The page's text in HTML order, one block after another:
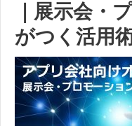
｜展示会・
がつく活用